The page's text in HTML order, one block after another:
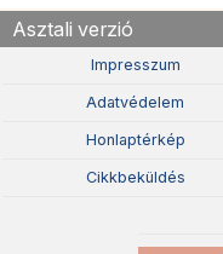
Asztali verzió
Impresszum
Adatvédelem
Honlaptérkép
Cikkbeküldés